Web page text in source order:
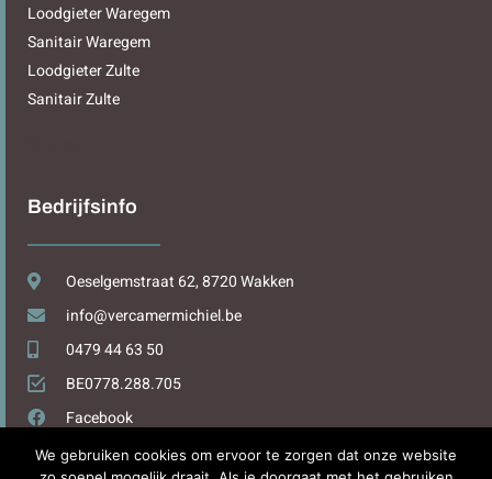
Loodgieter Waregem
Sanitair Waregem
Loodgieter Zulte
Sanitair Zulte
Bedrijfsinfo
Oeselgemstraat 62, 8720 Wakken
info@vercamermichiel.be
0479 44 63 50
BE0778.288.705
Facebook
We gebruiken cookies om ervoor te zorgen dat onze website